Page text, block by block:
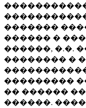
�������
������ �
������, �.�.
�������� �
���������
�� ������
������.